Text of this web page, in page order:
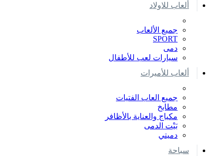
ألعاب للاولاد
جميع الألعاب
SPORT
دمى
سيارات لعب للأطفال
ألعاب للأميرات
جميع العاب الفتيات
مطابخ
مكياج والعناية بالأظافر
بَيْت الدمى
دميتي
سباحة